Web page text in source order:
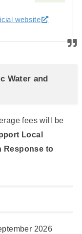
website
Water and
fees will be
Local
Response to
2026